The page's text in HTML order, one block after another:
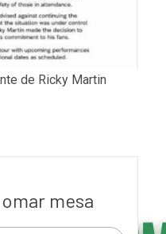
de Ricky Martin
omar mesa